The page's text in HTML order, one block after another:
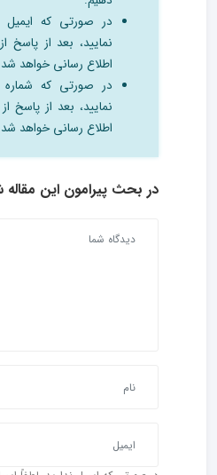
در صورتی که
نمایید، بعد از پاسخ
اطلاع رسانی خواهد
در صورتی که شماره
نمایید، بعد از پاسخ
اطلاع رسانی خواهد
در بحث‌ پیرامون این